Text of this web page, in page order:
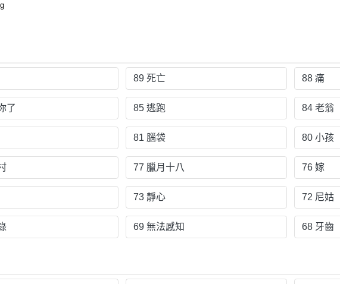
89 死亡 88 痛
了 85 逃跑 84 老翁
81 腦袋 80 小孩
77 臘月十八 76 嫁
73 靜心 72 尼姑
69 無法感知 68 牙齒